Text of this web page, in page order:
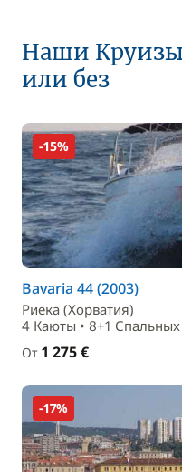
Наши
или без
-15%
Bavaria 44 (2003)
Риека (Хорватия)
4 Каюты • 8+1
От 1 275 €
-17%